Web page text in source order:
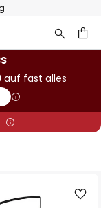
auf fast alles